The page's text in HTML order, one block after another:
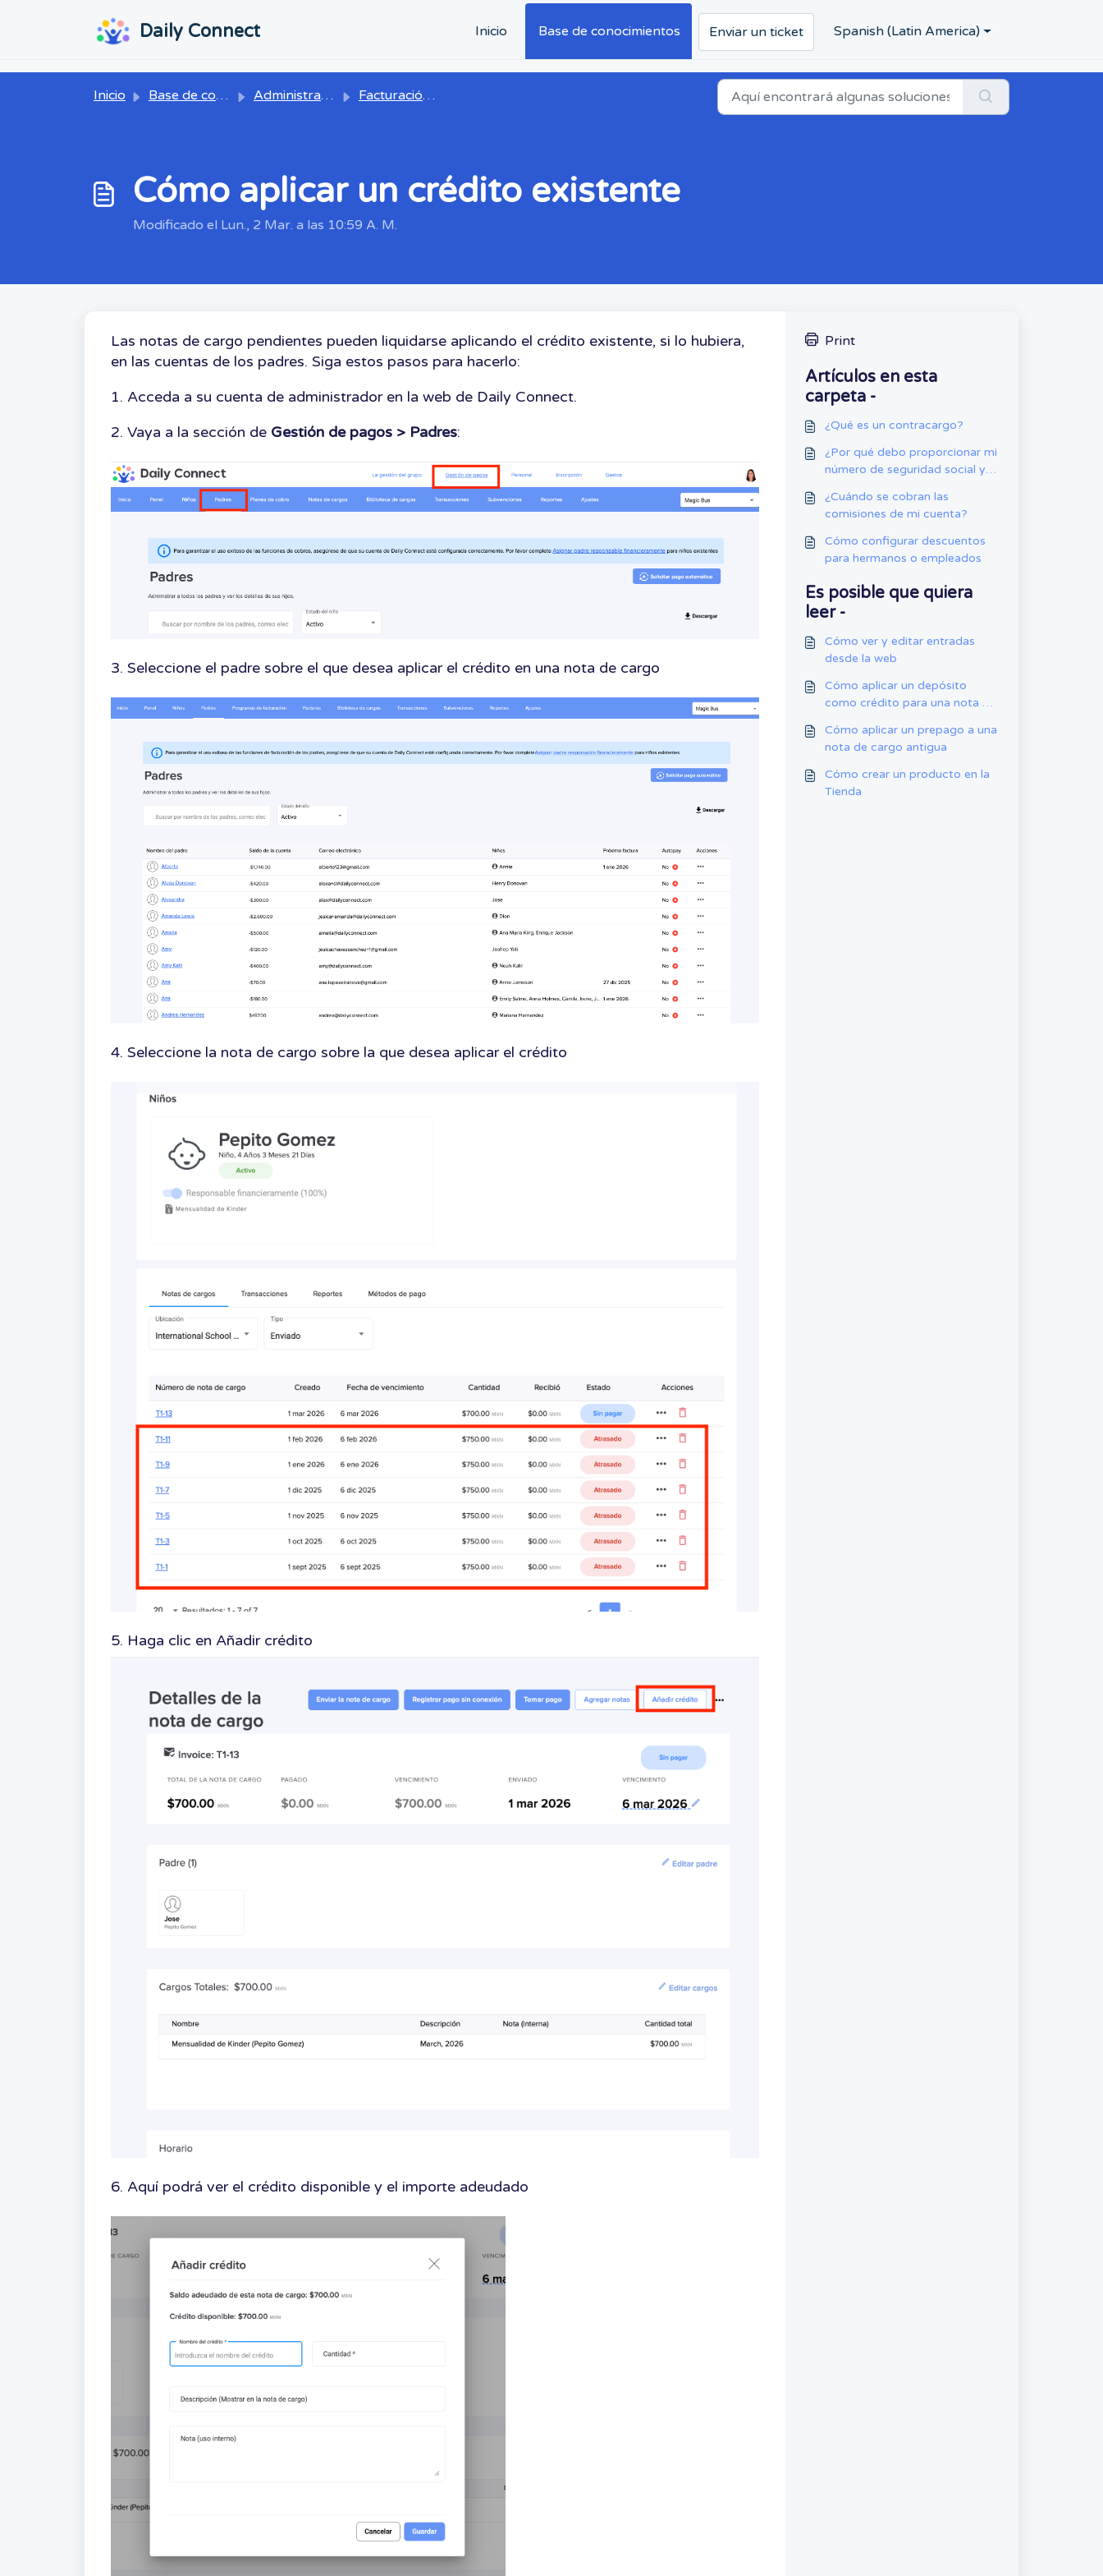
Daily Connect Inicio Base de conocimientos Enviar un ticket Spanish (Latin America)
Inicio Base de conocimientos Administrador Facturación para padres y facturación
Cómo aplicar un crédito existente
Modificado el Lun., 2 Mar. a las 10:59 A. M.
Las notas de cargo pendientes pueden liquidarse aplicando el crédito existente, si lo hubiera,
en las cuentas de los padres. Siga estos pasos para hacerlo:
1. Acceda a su cuenta de administrador en la web de Daily Connect.
2. Vaya a la sección de Gestión de pagos > Padres:
3. Seleccione el padre sobre el que desea aplicar el crédito en una nota de cargo
4. Seleccione la nota de cargo sobre la que desea aplicar el crédito
5. Haga clic en Añadir crédito
6. Aquí podrá ver el crédito disponible y el importe adeudado
Print
Artículos en esta
carpeta -
¿Qué es un contracargo?
¿Por qué debo proporcionar mi
número de seguridad social y
¿Cuándo se cobran las
comisiones de mi cuenta?
Cómo configurar descuentos
para hermanos o empleados
Es posible que quiera
leer -
Cómo ver y editar entradas
desde la web
Cómo aplicar un depósito
como crédito para una nota de
Cómo aplicar un prepago a una
nota de cargo antigua
Cómo crear un producto en la
Tienda